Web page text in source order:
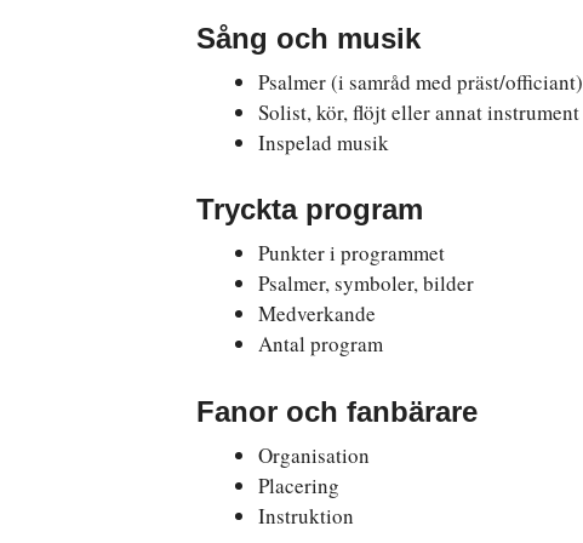
Sång och musik
Psalmer (i samråd med präst/officiant)
Solist, kör, flöjt eller annat instrument
Inspelad musik
Tryckta program
Punkter i programmet
Psalmer, symboler, bilder
Medverkande
Antal program
Fanor och fanbärare
Organisation
Placering
Instruktion